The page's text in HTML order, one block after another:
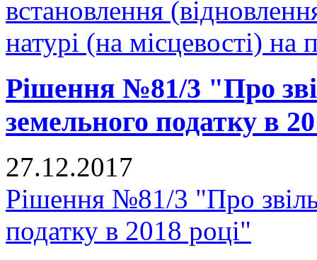
встановлення
натурі (на місцевості) на
Рішення №81/3 "Про
земельного податку в
27.12.2017
Рішення №81/3 "Про
податку в 2018 році"